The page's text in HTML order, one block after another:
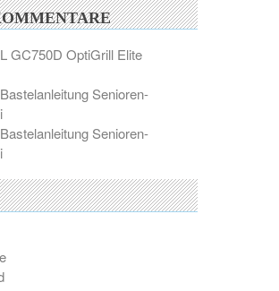
GC750D OptiGrill Elite
Senioren-
Senioren-